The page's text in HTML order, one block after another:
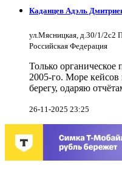
Каданцев Адэль
ул.Мясницкая, д.30/1/2с2
Российская Федерация
Только органическое
2005-го. Море
берегу, одаряю
26-11-2025 23:25